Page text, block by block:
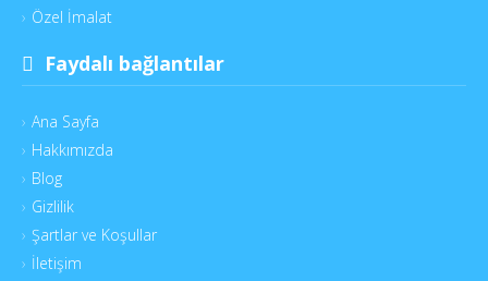
Özel İmalat
Faydalı bağlantılar
Ana Sayfa
Hakkımızda
Blog
Gizlilik
Şartlar ve Koşullar
İletişim